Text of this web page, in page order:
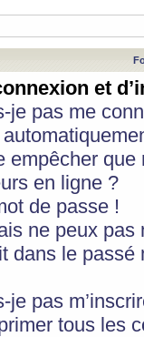
et
je pas me
empêcher
en ligne ?
de passe !
ne peux pas
dans le
je pas
tous les